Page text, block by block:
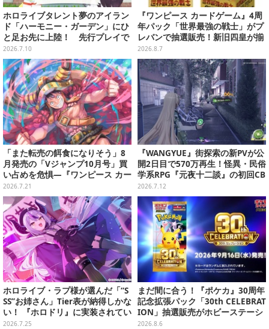
ホロライブタレント夢のアイラン
ド「ハーモニー・ガーデン」にひ
と足お先に上陸！ 先行プレイで
日帰り観光してきた!!【「ホロラ
イブドリームス」先行プレイレ
ポ】
2026.7.10
『ワンピース カードゲーム』4周
年パック「世界最強の戦士」がプ
レバンで抽選販売！新旧四皇が揃
い踏み、刃牙作者が描く「カイド
ウ」も
2026.8.7
「また転売の餌食になりそう」8
月発売の「Vジャンプ10月号」買
い占めを危惧―『ワンピース カー
ド』付録中止もやまぬ不安
2026.7.21
『WANGYUE』街探索の新PVが公
開2日目で570万再生！怪異・民俗
学系RPG『元夜十二談』の初回CB
Tも―日本未上陸の注目ゲーム3選
【2026年7月12日】
2026.7.12
ホロライブ・ラプ様が選んだ「“S
SS”お姉さん」Tier表が納得しかな
い！ 『ホロドリ』に実装されてい
るお姉さんイラストを振り返り
2026.7.25
まだ間に合う！『ポケカ』30周年
記念拡張パック「30th CELEBRAT
ION」抽選販売がホビーステーシ
ョンで実施中、8月6日まで
2026.8.6